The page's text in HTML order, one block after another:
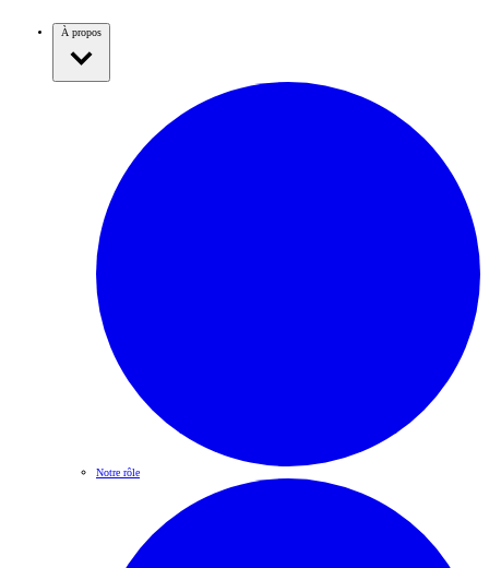
À propos
Notre rôle